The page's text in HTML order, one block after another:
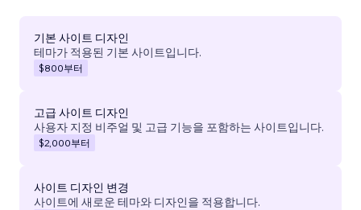
기본 사이트 디자인
테마가 적용된 기본 사이트입니다.
$800부터
고급 사이트 디자인
사용자 지정 비주얼 및 고급 기능을 포함하는 사이트입니다.
$2,000부터
사이트 디자인 변경
사이트에 새로운 테마와 디자인을 적용합니다.